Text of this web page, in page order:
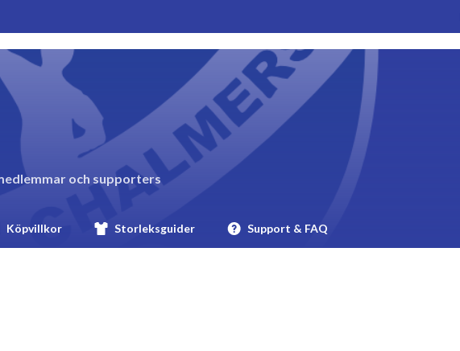
och supporters
Köpvillkor Storleksguider Support & FAQ